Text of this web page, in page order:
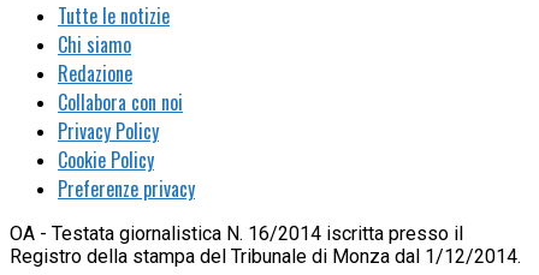
Tutte le notizie
Chi siamo
Redazione
Collabora con noi
Privacy Policy
Cookie Policy
Preferenze privacy
OA - Testata giornalistica N. 16/2014 iscritta presso il
Registro della stampa del Tribunale di Monza dal 1/12/2014.